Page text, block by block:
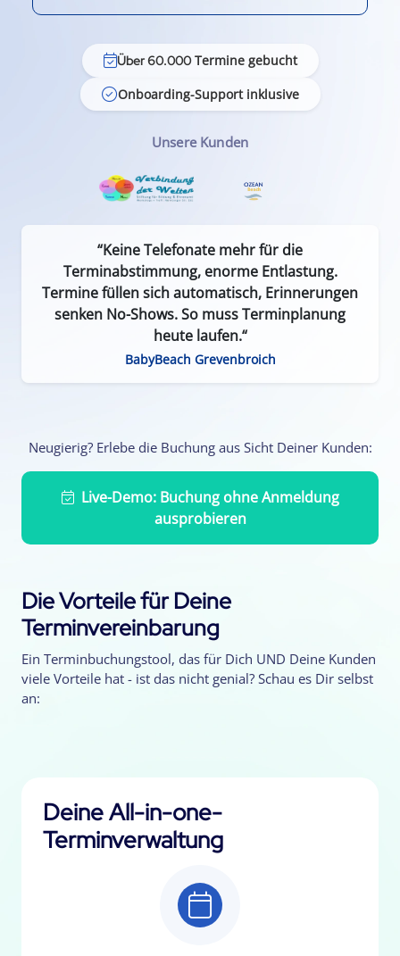
Über 60.000Termine gebucht
Onboarding-Support inklusive
Unsere Kunden
“Keine Telefonate mehr für die
Terminabstimmung, enorme Entlastung.
Termine füllen sich automatisch, Erinnerungen
senken No-Shows. So muss Terminplanung
heute laufen.“
BabyBeach Grevenbroich
Neugierig? Erlebe die Buchung aus Sicht Deiner Kunden:
Live-Demo: Buchung ohne Anmeldung
ausprobieren
Die Vorteile für Deine
Terminvereinbarung
Ein Terminbuchungstool, das für Dich UND Deine Kunden
viele Vorteile hat - ist das nicht genial? Schau es Dir selbst
an:
Deine All-in-one-
Terminverwaltung